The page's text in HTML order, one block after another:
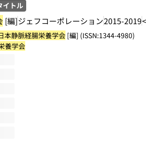
イトル
[編]ジェフコーポレーション2015-2019
本静脈経腸栄養学会[編] (ISSN:1344-4980)
養学会